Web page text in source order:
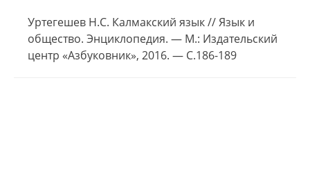
Уртегешев Н.С. Калмакский язык // Язык и
общество. Энциклопедия. — М.: Издательский
центр «Азбуковник», 2016. — С.186-189